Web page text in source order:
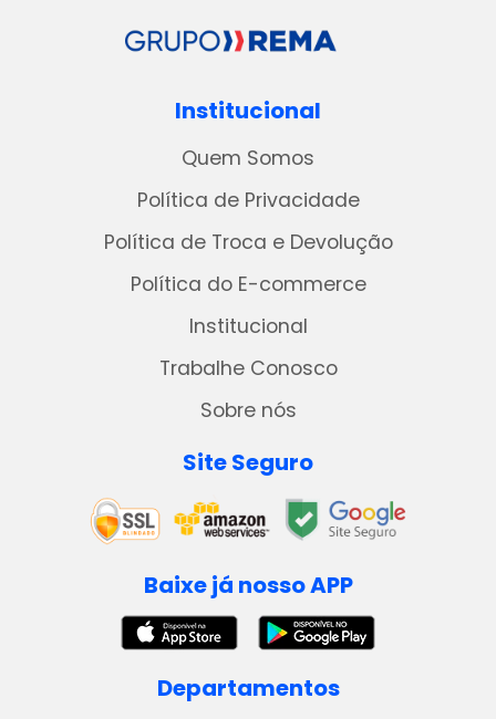
Institucional
Quem Somos
Política de Privacidade
Política de Troca e Devolução
Política do E-commerce
Institucional
Trabalhe Conosco
Sobre nós
Site Seguro
Baixe já nosso APP
Departamentos